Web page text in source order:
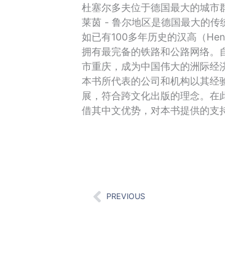
杜塞尔多夫位于德国最大的城市
莱茵 - 鲁尔地区是德国最大的传
如已有100多年历史的汉高（
拥有最完备的铁路和公路网络
市重庆，成为中国伟大的洲际经
本书所代表的公司和机构以其经
展，符合跨文化出版的理念。
借其中文优势，对本书提供的支
Prev
PREVIOUS